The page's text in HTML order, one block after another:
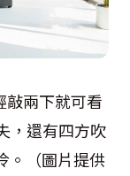
兩下就可看
，還有四方吹
。（圖片提供